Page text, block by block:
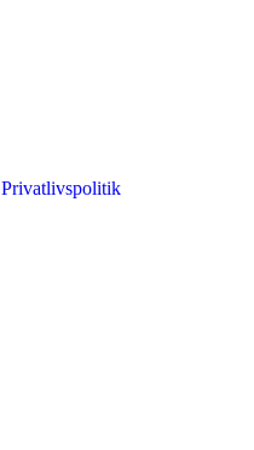
Privatlivspolitik